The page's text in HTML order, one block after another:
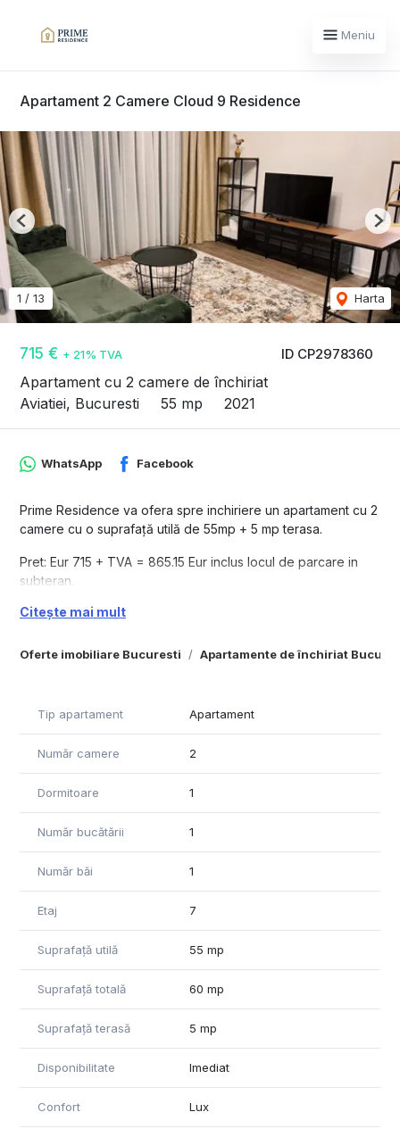
Meniu
Apartament 2 Camere Cloud 9 Residence
ID CP2978360
715 € + 21% TVA
Apartament cu 2 camere de închiriat
Aviatiei, Bucuresti
55 mp 2021
1 / 13 Harta
Previous
Oferte imobiliare Bucuresti Apartamente de închiriat
WhatsApp Facebook
Prime Residence va ofera spre inchiriere un apartament cu 2
camere cu o suprafață utilă de 55mp + 5 mp terasa.
Pret: Eur 715 + TVA = 865.15 Eur inclus locul de parcare in
subteran.
Disponibil imediat.
Pentru mai multe detalii, va stam la dispozitie.
Citește mai mult
Tip apartament Apartament
Număr camere 2
Dormitoare 1
Număr bucătării 1
Număr băi 1
Etaj 7
Suprafață utilă 55 mp
Suprafață totală 60 mp
Suprafață terasă 5 mp
Disponibilitate Imediat
Confort Lux